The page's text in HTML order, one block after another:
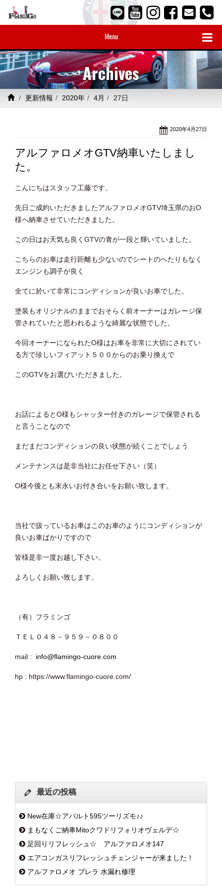
Menu
Archives
更新情報 2020年 4月 27日
2020年4月27日
アルファロメオGTV納車いたしまし
た。
こんにちはスタッフ工藤です。
先日ご成約いただきましたアルファロメオGTV埼玉県のおO
様へ納車させていただきました。
この日はお天気も良くGTVの青が一段と輝いていました。
こちらのお車は走行距離も少ないのでシートのへたりもなく
エンジンも調子が良く
全てに於いて非常にコンディションが良いお車でした。
塗装もオリジナルのままでおそらく前オーナーはガレージ保
管されていたと思われるような綺麗な状態でした。
今回オーナーになられたO様はお車を非常に大切にされてい
る方で珍しいフィアット５００からのお乗り換えで
このGTVをお選びいただきました。
お話によるとO様もシャッター付きのガレージで保管される
と言うことなので
まだまだコンディションの良い状態が続くことでしょう
メンテナンスは是非当社にお任せ下さい（笑）
O様今後とも末永いお付き合いをお願い致します。
当社で扱っているお車はこのお車のようにコンディションが
良いお車ばかりですので
皆様是非一度お越し下さい。
よろしくお願い致します。
（有）フラミンゴ
ＴＥＬ０４８－９５９－０８００
mail : info@flamingo-cuore.com
hp : https://www.flamingo-cuore.com/
最近の投稿
New在庫☆アバルト595ツーリズモ♪♪
まもなくご納車Mitoクワドリフォリオヴェルデ☆
足回りリフレッシュ☆ アルファロメオ147
エアコンガスリフレッシュチェンジャーが来ました！
アルファロメオ ブレラ 水漏れ修理